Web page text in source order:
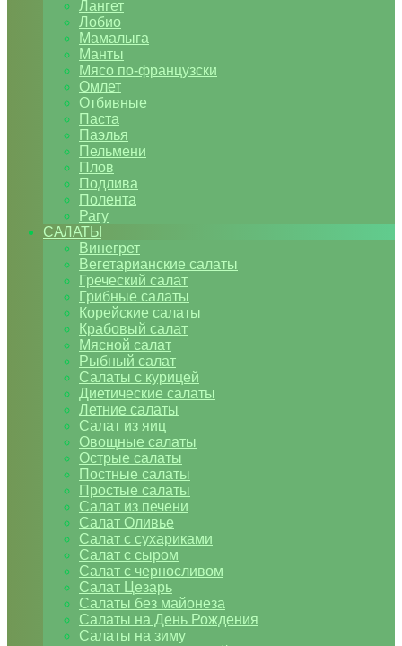
Лангет
Лобио
Мамалыга
Манты
Мясо по-французски
Омлет
Отбивные
Паста
Паэлья
Пельмени
Плов
Подлива
Полента
Рагу
САЛАТЫ
Винегрет
Вегетарианские салаты
Греческий салат
Грибные салаты
Корейские салаты
Крабовый салат
Мясной салат
Рыбный салат
Салаты с курицей
Диетические салаты
Летние салаты
Салат из яиц
Овощные салаты
Острые салаты
Постные салаты
Простые салаты
Салат из печени
Салат Оливье
Салат с сухариками
Салат с сыром
Салат с черносливом
Салат Цезарь
Салаты без майонеза
Салаты на День Рождения
Салаты на зиму